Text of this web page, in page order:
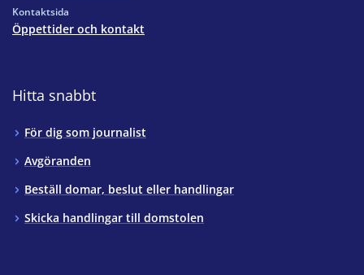
Kontaktsida
Öppettider och kontakt
Hitta snabbt
För dig som journalist
Avgöranden
Beställ domar, beslut eller handlingar
Skicka handlingar till domstolen